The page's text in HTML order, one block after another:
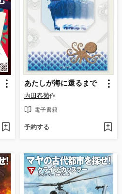
あたしが海に還るまで
内田春菊作
電子書籍
予約する